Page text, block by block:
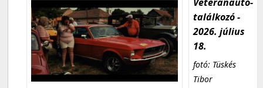
találkozó -
2026. július
18.
fotó: Tüskés
Tibor